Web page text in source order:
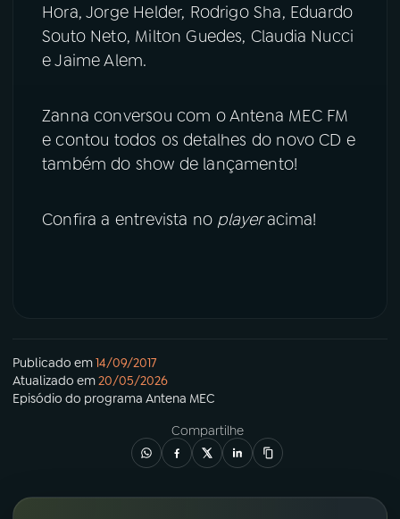
Hora, Jorge Helder, Rodrigo Sha, Eduardo
Souto Neto, Milton Guedes, Claudia Nucci
e Jaime Alem.
Zanna conversou com o Antena MEC FM
e contou todos os detalhes do novo CD e
também do show de lançamento!
Confira a entrevista no playeracima!
Publicado em14/09/2017
Atualizado em20/05/2026
Episódio do programa Antena MEC
Compartilhe